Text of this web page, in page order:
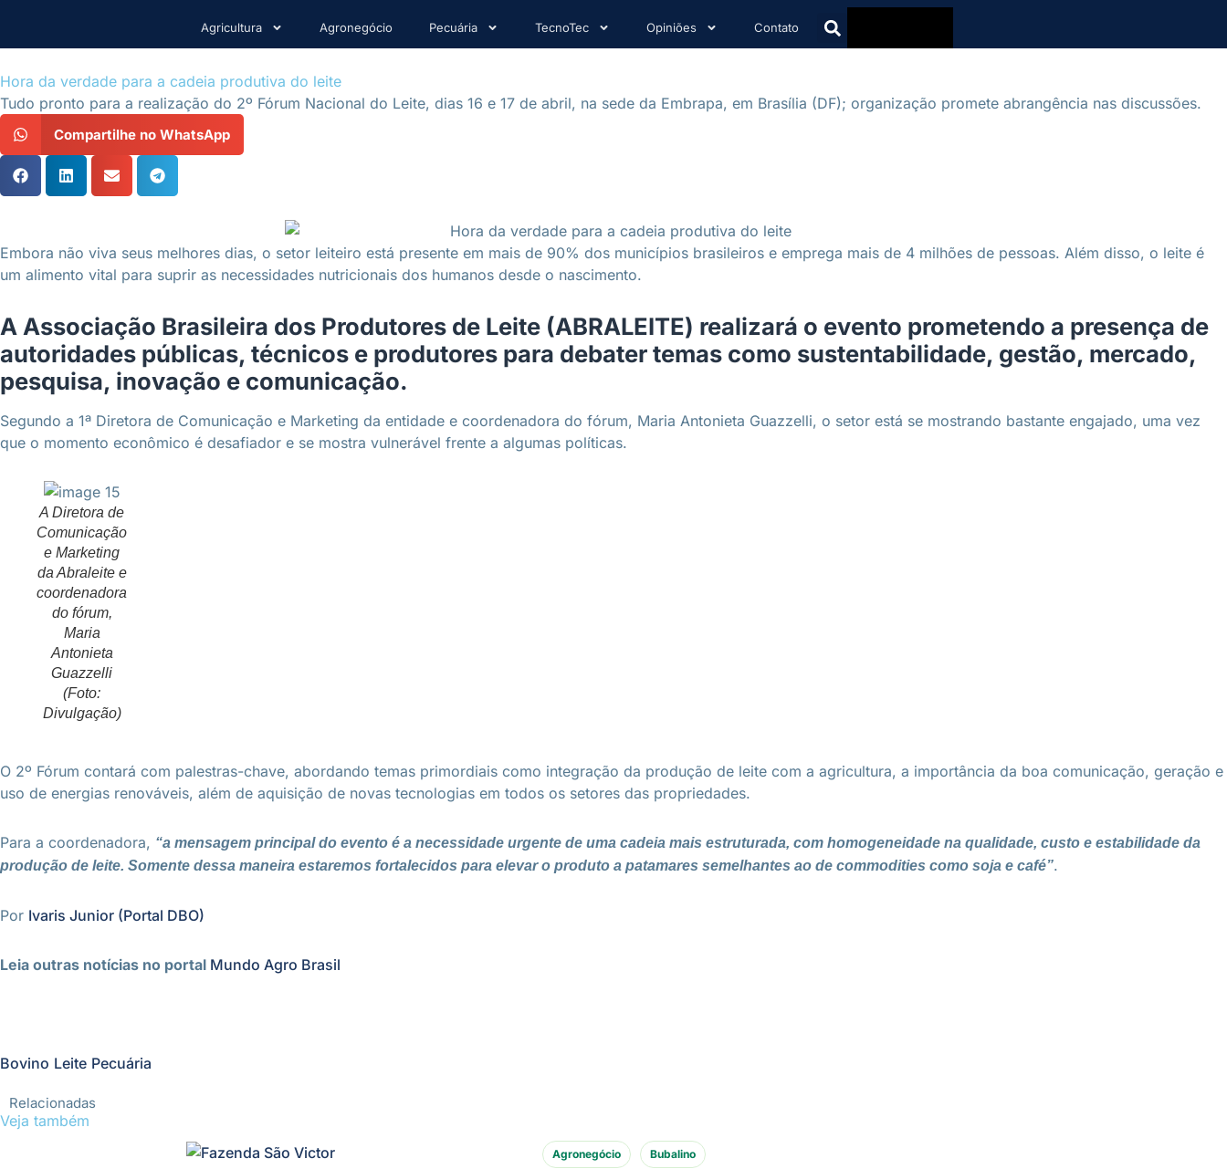
Agricultura Agronegócio Pecuária TecnoTec Opiniões Contato
Hora da verdade para a cadeia produtiva do leite
Tudo pronto para a realização do 2º Fórum Nacional do Leite, dias 16 e 17 de abril, na sede da Embrapa, em Brasília (DF); organização promete abrangência nas discussões.
Compartilhe no WhatsApp
Embora não viva seus melhores dias, o setor leiteiro está presente em mais de 90% dos municípios brasileiros e emprega mais de 4 milhões de pessoas. Além disso, o leite é
um alimento vital para suprir as necessidades nutricionais dos humanos desde o nascimento.
A Associação Brasileira dos Produtores de Leite (ABRALEITE) realizará o evento prometendo a presença de
autoridades públicas, técnicos e produtores para debater temas como sustentabilidade, gestão, mercado,
pesquisa, inovação e comunicação.
Segundo a 1ª Diretora de Comunicação e Marketing da entidade e coordenadora do fórum, Maria Antonieta Guazzelli, o setor está se mostrando bastante engajado, uma vez
que o momento econômico é desafiador e se mostra vulnerável frente a algumas políticas.
A Diretora de
Comunicação
e Marketing
da Abraleite e
coordenadora
do fórum,
Maria
Antonieta
Guazzelli
(Foto:
Divulgação)
O 2º Fórum contará com palestras-chave, abordando temas primordiais como integração da produção de leite com a agricultura, a importância da boa comunicação, geração e
uso de energias renováveis, além de aquisição de novas tecnologias em todos os setores das propriedades.
Para a coordenadora, “a mensagem principal do evento é a necessidade urgente de uma cadeia mais estruturada, com homogeneidade na qualidade, custo e estabilidade da
produção de leite. Somente dessa maneira estaremos fortalecidos para elevar o produto a patamares semelhantes ao de commodities como soja e café”.
Por Ivaris Junior (Portal DBO)
Leia outras notícias no portal Mundo Agro Brasil
Bovino Leite Pecuária
Relacionadas
Veja também
Agronegócio Bubalino